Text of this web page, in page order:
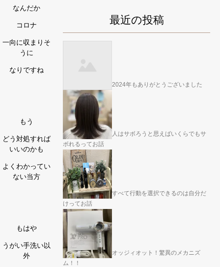
なんだか
コロナ
一向に収まりそ
うに
なりですね
もう
どう対処すれば
いいのかも
よくわかってい
ない当方
もはや
うがい手洗い以
外
最近の投稿
2024年もありがとうございました
人はサボろうと思えばいくらでもサ
ボれるってお話
すべて行動を選択できるのは自分だ
けってお話
オッジィオット！驚異のメカニズ
ム！！